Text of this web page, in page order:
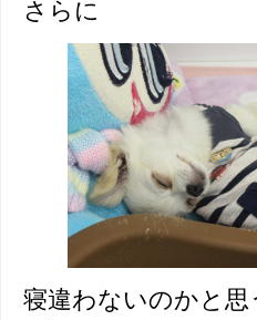
さらに
寝違わないのかと